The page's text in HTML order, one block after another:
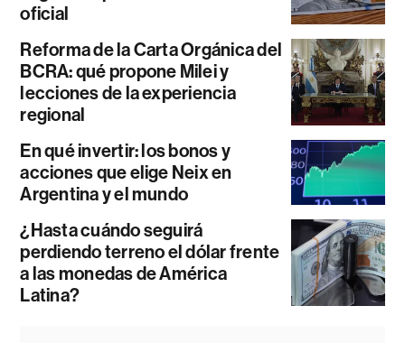
oficial
Reforma de la Carta Orgánica del
BCRA: qué propone Milei y
lecciones de la experiencia
regional
En qué invertir: los bonos y
acciones que elige Neix en
Argentina y el mundo
¿Hasta cuándo seguirá
perdiendo terreno el dólar frente
a las monedas de América
Latina?